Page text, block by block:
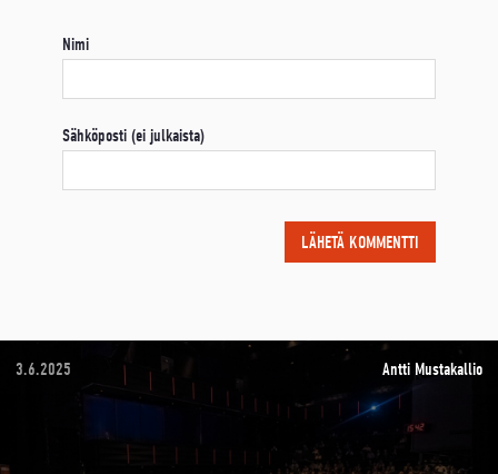
Nimi
Sähköposti (ei julkaista)
3.6.2025 Antti Mustakallio